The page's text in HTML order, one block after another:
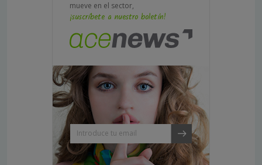
mueve en el sector,
¡suscríbete a nuestro boletín!